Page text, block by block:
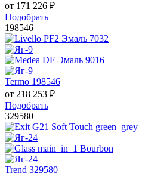
от 171 226 ₽
Подобрать
198546
Termo 198546
от 218 253 ₽
Подобрать
329580
Trend 329580